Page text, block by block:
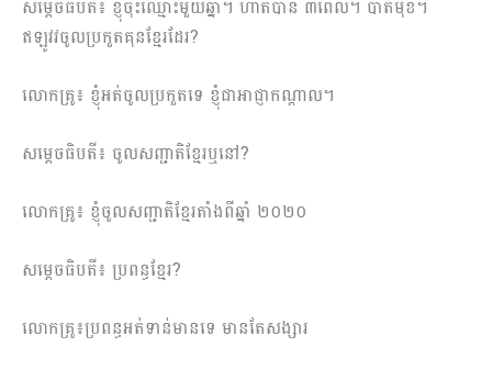
សម្ដេចធិបតី៖ ខ្ញុំចុះឈ្មោះមួយឆ្នាំ។ ហាត់បាន ៣ពេល។ បាត់មុខ។
ឥឡូវវចូលប្រកួតគុនខ្មែរដែរ?
លោកគ្រូ៖ ខ្ញុំអត់ចូលប្រកួតទេ ខ្ញុំជាអាជ្ញាកណ្ដាល។
សម្ដេចធិបតី៖ ចូលសញ្ជាតិខ្មែរឬនៅ?
លោកគ្រូ៖ ខ្ញុំចូលសញ្ជាតិខ្មែរតាំងពីឆ្នាំ ២០២០
សម្ដេចធិបតី៖ ប្រពន្ធខ្មែរ?
លោកគ្រូ៖ប្រពន្ធអត់ទាន់មានទេ មានតែសង្សារ